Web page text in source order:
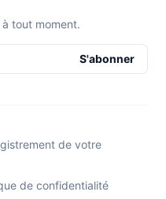
tout moment.
S'abonner
de votre
de confidentialité